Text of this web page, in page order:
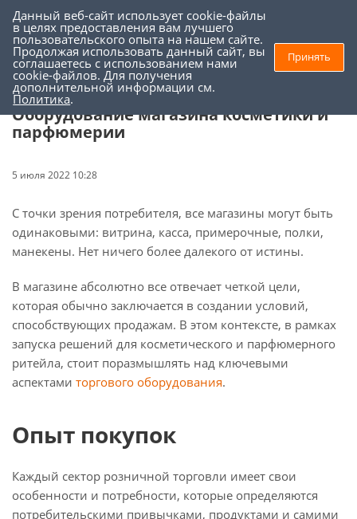
Торговое оборудование - Оборудование магазина косметики и
парфюмерии
Оборудование магазина косметики и
парфюмерии
5 июля 2022 10:28
С точки зрения потребителя, все магазины могут быть
одинаковыми: витрина, касса, примерочные, полки,
манекены. Нет ничего более далекого от истины.
В магазине абсолютно все отвечает четкой цели,
которая обычно заключается в создании условий,
способствующих продажам. В этом контексте, в рамках
запуска решений для косметического и парфюмерного
ритейла, стоит поразмышлять над ключевыми
аспектами торгового оборудования.
Опыт покупок
Каждый сектор розничной торговли имеет свои
особенности и потребности, которые определяются
потребительскими привычками, продуктами и самими
Данный веб-сайт использует cookie-файлы
в целях предоставления вам лучшего
пользовательского опыта на нашем сайте.
Продолжая использовать данный сайт, вы
соглашаетесь с использованием нами
cookie-файлов. Для получения
дополнительной информации см.
Политика.
Принять